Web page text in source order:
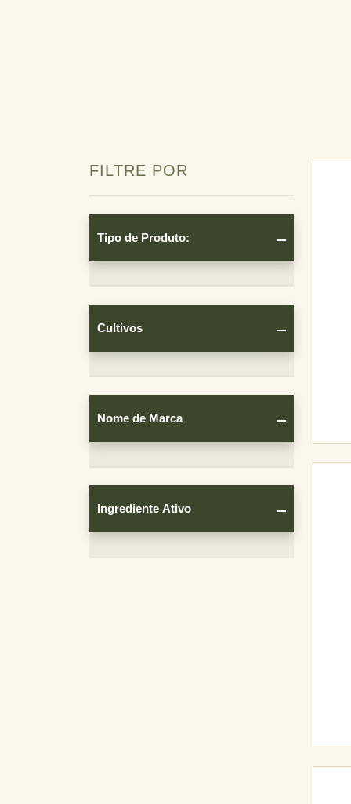
FILTRE POR
Tipo de Produto:
Tipo de
Produto:
Cultivos
Cultivos
Nome de Marca
Nome
de
Marca
Ingrediente Ativo
Ingrediente